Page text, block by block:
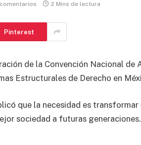
2 Mins de lectura
Pinterest
de la Convención Nacional de
Estructurales de Derecho en
que la necesidad es transformar
sociedad a futuras generaciones.